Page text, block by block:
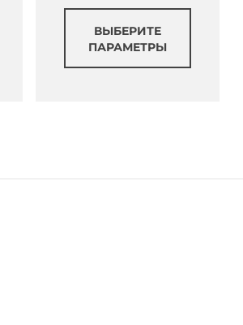
6.00 MDL
–
30.00 MDL
ВЫБЕРИТЕ
ПАРАМЕТРЫ